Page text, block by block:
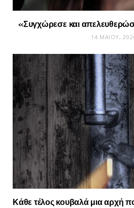
«Συγχώρεσε και
14 ΜΑΪ́ΟΥ,
Κάθε τέλος κουβαλά μια αρχή